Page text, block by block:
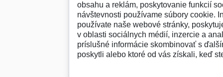
obsahu a reklám, poskytovanie funkcií
návštevnosti používame súbory cookie.
používate naše webové stránky,
v oblasti sociálnych médií, inzercie a
príslušné informácie skombinovať s
poskytli alebo ktoré od vás získali, keď